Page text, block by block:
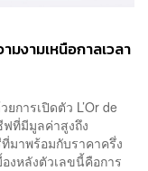
มงามเหนือกาลเวลา
การเปิดตัว L’Or de
ที่มีมูลค่าสูงถึง
มาพร้อมกับราคาครึ่ง
งหลังตัวเลขนี้คือการ